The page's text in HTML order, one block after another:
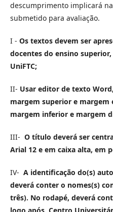
descumprimento implicará
submetido para avaliação.
I - Os textos devem ser
docentes do ensino
UniFTC;
II- Usar editor de texto
margem superior e margem
margem inferior e margem
III- O título deverá ser
Arial 12 e em caixa alta, em
IV- A identificação do(s)
deverá conter o nomes(s)
três). No rodapé, deverá